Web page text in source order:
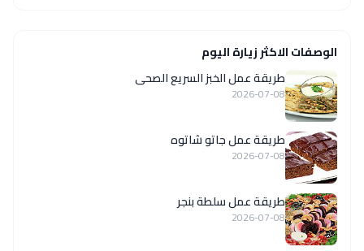
الوصفات الاكثر زيارة اليوم
طريقة عمل الخبز السريع الصحى
2026-07-08
طريقة عمل جاتو شاتوه
2026-07-08
طريقة عمل سلطة بنجر
2026-07-08